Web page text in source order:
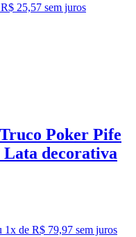
R$ 25,57 sem juros
Poker Pife
decorativa
1x de R$ 79,97 sem juros